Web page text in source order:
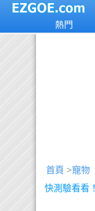
熱門
首頁 >寵物
快測驗看看